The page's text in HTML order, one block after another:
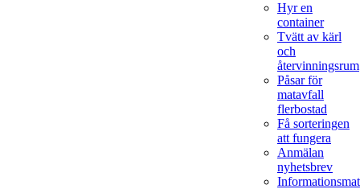
Hyr en
container
Tvätt av kärl
och
återvinningsrum
Påsar för
matavfall
flerbostad
Få sorteringen
att fungera
Anmälan
nyhetsbrev